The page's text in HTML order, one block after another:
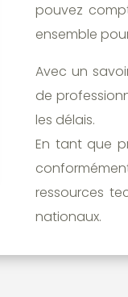
pouvez
ensemble
Avec un
de
les délais.
En tant que
ressources
nationaux.